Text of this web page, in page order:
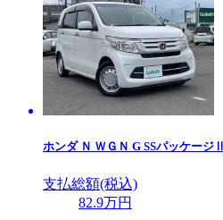
ホンダ Ｎ ＷＧＮ G SSパッケージⅡ
支払総額(税込)
82.9万円